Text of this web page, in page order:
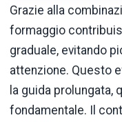
Grazie alla
formaggio
graduale, evitando
attenzione. Questo
la guida prolungata,
fondamentale. Il